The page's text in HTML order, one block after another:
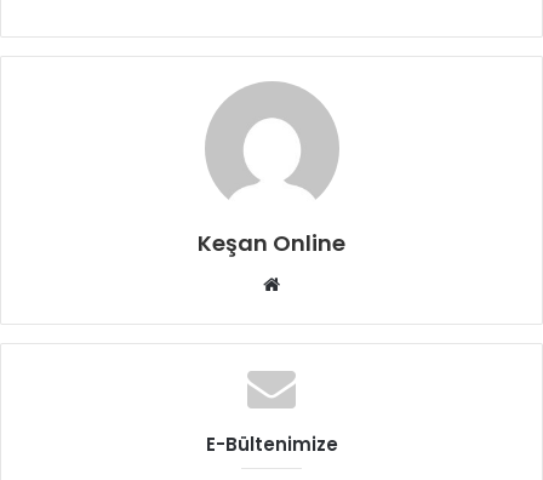
Keşan Online
Web
E-Bültenimize